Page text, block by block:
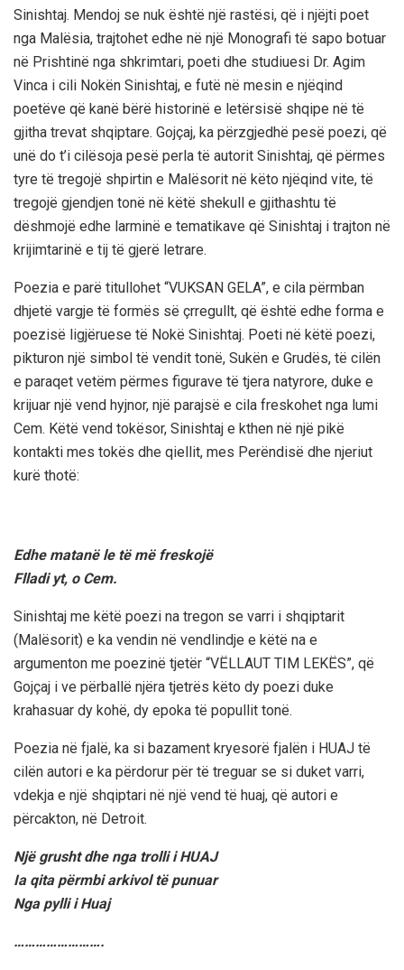
Sinishtaj. Mendoj se nuk është një rastësi, që i njëjti poet
nga Malësia, trajtohet edhe në një Monografi të sapo botuar
në Prishtinë nga shkrimtari, poeti dhe studiuesi Dr. Agim
Vinca i cili Nokën Sinishtaj, e futë në mesin e njëqind
poetëve që kanë bërë historinë e letërsisë shqipe në të
gjitha trevat shqiptare. Gojçaj, ka përzgjedhë pesë poezi, që
unë do t’i cilësoja pesë perla të autorit Sinishtaj, që përmes
tyre të tregojë shpirtin e Malësorit në këto njëqind vite, të
tregojë gjendjen tonë në këtë shekull e gjithashtu të
dëshmojë edhe larminë e tematikave që Sinishtaj i trajton në
krijimtarinë e tij të gjerë letrare.
Poezia e parë titullohet “VUKSAN GELA”, e cila përmban
dhjetë vargje të formës së çrregullt, që është edhe forma e
poezisë ligjëruese të Nokë Sinishtaj. Poeti në këtë poezi,
pikturon një simbol të vendit tonë, Sukën e Grudës, të cilën
e paraqet vetëm përmes figurave të tjera natyrore, duke e
krijuar një vend hyjnor, një parajsë e cila freskohet nga lumi
Cem. Këtë vend tokësor, Sinishtaj e kthen në një pikë
kontakti mes tokës dhe qiellit, mes Perëndisë dhe njeriut
kurë thotë:
Edhe matanë le të më freskojë
Flladi yt, o Cem.
Sinishtaj me këtë poezi na tregon se varri i shqiptarit
(Malësorit) e ka vendin në vendlindje e këtë na e
argumenton me poezinë tjetër “VËLLAUT TIM LEKËS”, që
Gojçaj i ve përballë njëra tjetrës këto dy poezi duke
krahasuar dy kohë, dy epoka të popullit tonë.
Poezia në fjalë, ka si bazament kryesorë fjalën i HUAJ të
cilën autori e ka përdorur për të treguar se si duket varri,
vdekja e një shqiptari në një vend të huaj, që autori e
përcakton, në Detroit.
Një grusht dhe nga trolli i HUAJ
Ia qita përmbi arkivol të punuar
Nga pylli i Huaj
…………………….